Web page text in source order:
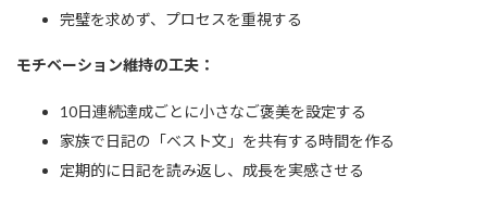
完璧を求めず、プロセスを重視する
モチベーション維持の工夫：
10日連続達成ごとに小さなご褒美を設定する
家族で日記の「ベスト文」を共有する時間を作る
定期的に日記を読み返し、成長を実感させる